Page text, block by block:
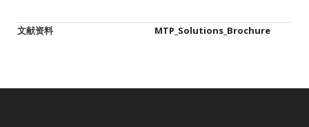
文献资料 MTP_Solutions_Brochure